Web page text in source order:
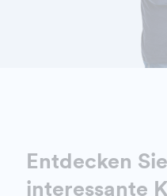
Entdecken
interessante